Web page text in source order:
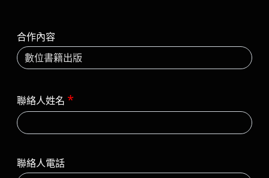
合作內容
聯絡人姓名 *
聯絡人電話